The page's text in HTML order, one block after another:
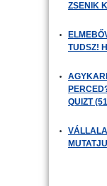
ZSENIK
TUDSZ!
QUIZT